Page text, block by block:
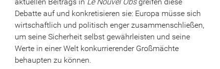
Debatte auf und konkretisieren sie: Europa müsse sich
wirtschaftlich und politisch enger zusammenschließen,
um seine Sicherheit selbst gewährleisten und seine
Werte in einer Welt konkurrierender Großmächte
behaupten zu können.